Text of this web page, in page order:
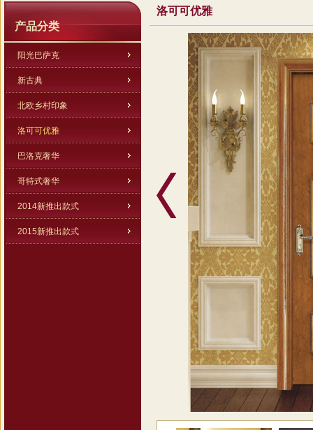
产品分类
阳光巴萨克
新古典
北欧乡村印象
洛可可优雅
巴洛克奢华
哥特式奢华
2014新推出款式
2015新推出款式
洛可可优雅